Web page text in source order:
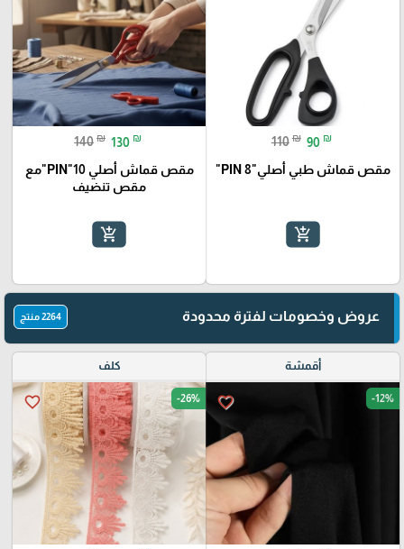
110 ₪ 90 ₪
مقص قماش طبي أصلي"PIN 8"
add_shopping_cart
140 ₪ 130 ₪
مقص قماش أصلي 10"PIN"مع
مقص تنضيف
add_shopping_cart
عروض وخصومات لفترة محدودة 2264 منتج
أقمشة
favorite_border -12%
كلف
favorite_border -26%